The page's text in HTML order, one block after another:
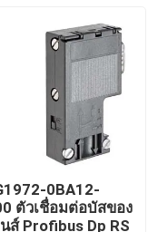
0BA12-
ตัวเชื่อมต่อบัสของ
ส์ Profibus Dp RS